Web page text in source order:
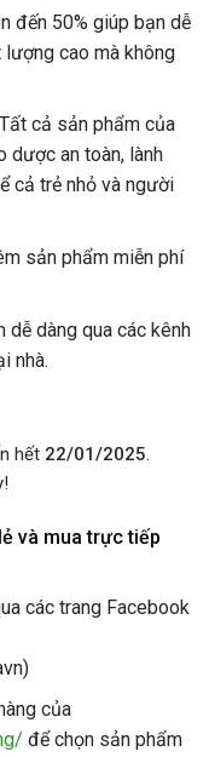
đến 50% giúp bạn dễ
cao mà không
Tất cả sản phẩm của
dược an toàn, lành
cả trẻ nhỏ và người
sản phẩm miễn phí
dễ dàng qua các kênh
nhà.
hết 22/01/2025.
và mua trực tiếp
các trang Facebook
của
để chọn sản phẩm